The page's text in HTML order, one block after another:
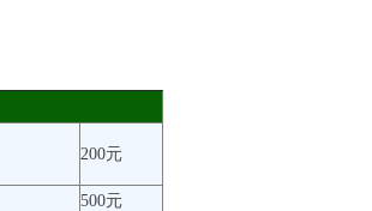
200元
500元